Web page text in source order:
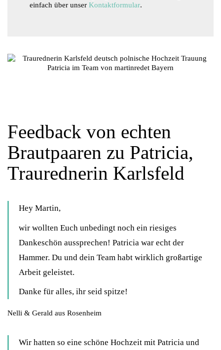
einfach über unser Kontaktformular.
Feedback von echten
Brautpaaren zu Patricia,
Traurednerin Karlsfeld
Hey Martin,
wir wollten Euch unbedingt noch ein riesiges
Dankeschön aussprechen! Patricia war echt der
Hammer. Du und dein Team habt wirklich großartige
Arbeit geleistet.
Danke für alles, ihr seid spitze!
Nelli & Gerald aus Rosenheim
Wir hatten so eine schöne Hochzeit mit Patricia und